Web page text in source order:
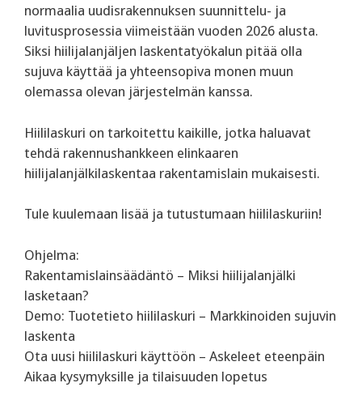
normaalia uudisrakennuksen suunnittelu- ja
luvitusprosessia viimeistään vuoden 2026 alusta.
Siksi hiilijalanjäljen laskentatyökalun pitää olla
sujuva käyttää ja yhteensopiva monen muun
olemassa olevan järjestelmän kanssa.
Hiililaskuri on tarkoitettu kaikille, jotka haluavat
tehdä rakennushankkeen elinkaaren
hiilijalanjälkilaskentaa rakentamislain mukaisesti.
Tule kuulemaan lisää ja tutustumaan hiililaskuriin!
‍Ohjelma:
Rakentamislainsäädäntö – Miksi hiilijalanjälki
lasketaan?
Demo: Tuotetieto hiililaskuri – Markkinoiden sujuvin
laskenta
Ota uusi hiililaskuri käyttöön – Askeleet eteenpäin
Aikaa kysymyksille ja tilaisuuden lopetus